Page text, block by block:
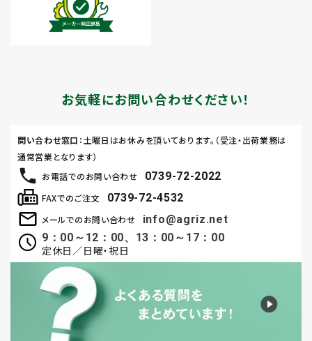
お気軽にお問い合わせください！
お電話でのお問い合わせ 0739-72-2022
メールでのお問い合わせ
info@agriz.net
9：00～12：00、13：00～17：00
定休日／日曜・祝日
FAXでのご注文 0739-72-4532
問い合わせ窓口 ：土曜日はお休みを頂いております。（受注・出荷業務は
通常営業となります）